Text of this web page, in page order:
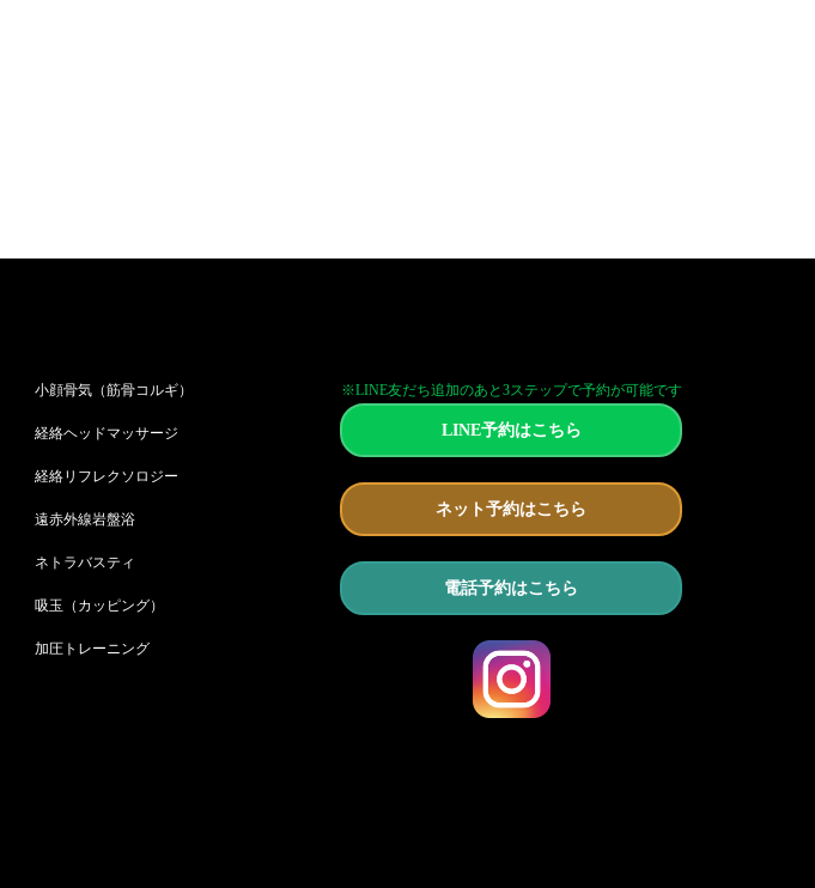
小顔骨気（筋骨コルギ）
経絡ヘッドマッサージ
経絡リフレクソロジー
遠赤外線岩盤浴
ネトラバスティ
吸玉（カッピング）
加圧トレーニング
※LINE友だち追加のあと3ステップで予約が可能です
LINE予約はこちら
ネット予約はこちら
電話予約はこちら